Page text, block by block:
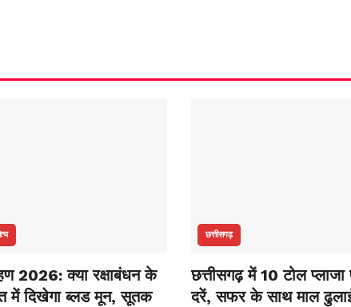
2026: क्या रक्षाबंधन के
में दिखेगा ब्लड मून, सूतक
छत्तीसगढ़
छत्तीसगढ़ में 10 टोल प्लाजा
दरें, सफर के साथ माल